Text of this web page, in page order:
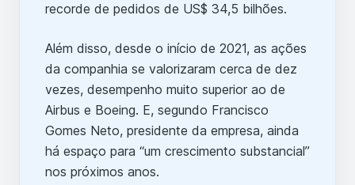
recorde de pedidos de US$ 34,5 bilhões.
Além disso, desde o início de 2021, as ações
da companhia se valorizaram cerca de dez
vezes, desempenho muito superior ao de
Airbus e Boeing. E, segundo Francisco
Gomes Neto, presidente da empresa, ainda
há espaço para “um crescimento substancial”
nos próximos anos.